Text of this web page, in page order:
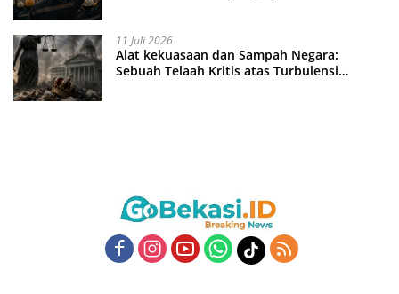
11 Juli 2026
Alat kekuasaan dan Sampah Negara:
Sebuah Telaah Kritis atas Turbulensi